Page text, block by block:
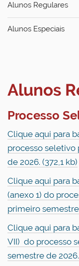
Alunos Regulares
Alunos Especiais
Alunos
Processo
Clique aqui para
processo seletivo
de 2026. (372,1 kb)
Clique aqui para
(anexo 1) do
primeiro
Clique aqui para
VII) do processo
semestre de 2026.